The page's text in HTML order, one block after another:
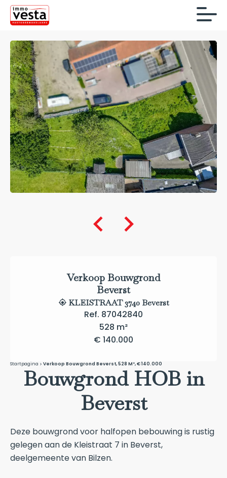
Verkoop Bouwgrond
Beverst
KLEISTRAAT 3740 Beverst
Ref. 87042840
528 m²
€ 140.000
Startpagina Verkoop Bouwgrond Beverst, 528 M², € 140.000
Bouwgrond HOB in
Beverst
Deze bouwgrond voor halfopen bebouwing is rustig
gelegen aan de Kleistraat 7 in Beverst,
deelgemeente van Bilzen.